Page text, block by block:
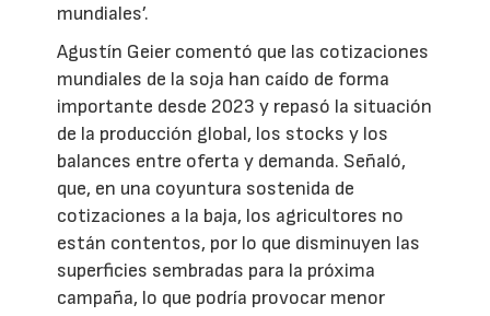
mundiales’.
Agustín Geier comentó que las cotizaciones
mundiales de la soja han caído de forma
importante desde 2023 y repasó la situación
de la producción global, los stocks y los
balances entre oferta y demanda. Señaló,
que, en una coyuntura sostenida de
cotizaciones a la baja, los agricultores no
están contentos, por lo que disminuyen las
superficies sembradas para la próxima
campaña, lo que podría provocar menor